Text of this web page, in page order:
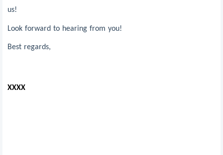
us!
Look forward to hearing from you!
Best regards,
XXXX